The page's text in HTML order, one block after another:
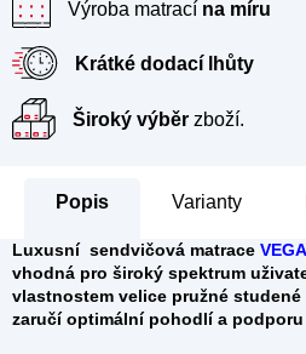
Výroba matrací na míru
Krátké dodací lhůty
Široký výběr zboží.
Popis
Luxusní sendvičová matrace
vhodná pro široký spektrum
vlastnostem velice pružné
zaručí optimální pohodlí a